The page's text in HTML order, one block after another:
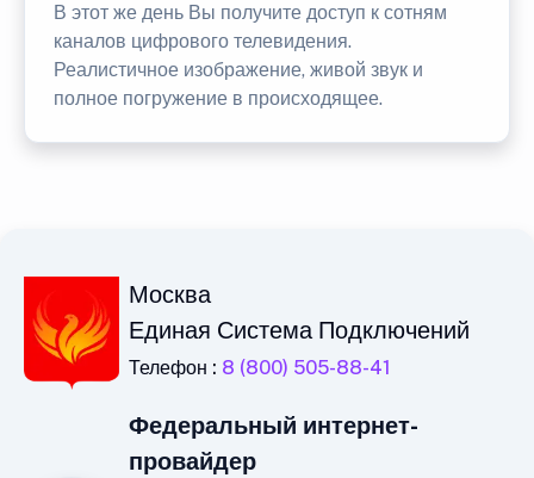
В этот же день Вы получите доступ к сотням
каналов цифрового телевидения.
Реалистичное изображение, живой звук и
полное погружение в происходящее.
Москва
Единая Система Подключений
Телефон : 8 (800) 505-88-41
Федеральный интернет-
провайдер